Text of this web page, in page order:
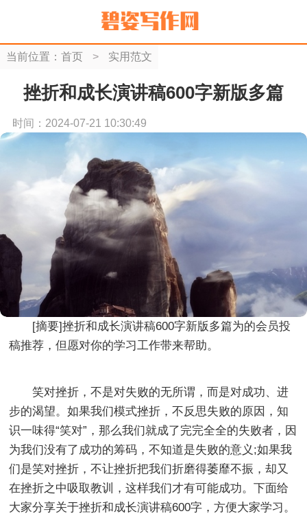
当前位置： 首页 > 实用范文
挫折和成长演讲稿600字新版多篇
时间：2024-07-21 10:30:49
[摘要]挫折和成长演讲稿600字新版多篇为的会员投
稿推荐，但愿对你的学习工作带来帮助。
笑对挫折，不是对失败的无所谓，而是对成功、进
步的渴望。如果我们模式挫折，不反思失败的原因，知
识一味得“笑对”，那么我们就成了完完全全的失败者，因
为我们没有了成功的筹码，不知道是失败的意义;如果我
们是笑对挫折，不让挫折把我们折磨得萎靡不振，却又
在挫折之中吸取教训，这样我们才有可能成功。下面给
大家分享关于挫折和成长演讲稿600字，方便大家学习。